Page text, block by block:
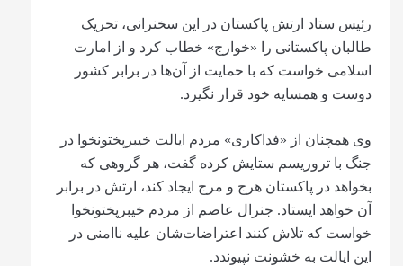
رئیس ستاد ارتش پاکستان در این سخنرانی، تحریک
طالبان پاکستانی را «خوارج» خطاب کرد و از امارت
اسلامی خواست که با حمایت از آن‌ها در برابر کشور
دوست و همسایه خود قرار نگیرد.
وی همچنان از «فداکاری» مردم ایالت خیبرپختونخوا در
جنگ با تروریسم ستایش کرده گفت، هر گروهی که
بخواهد در پاکستان هرج و مرج ایجاد کند، ارتش در برابر
آن خواهد ایستاد. جنرال عاصم از مردم خیبرپختونخوا
خواست که تلاش کنند اعتراضات‌شان علیه ناامنی در
این ایالت به خشونت نپیوندد.